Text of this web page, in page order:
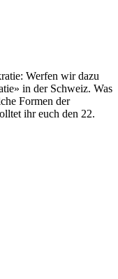
Werfen wir dazu
in der Schweiz. Was
Formen der
ihr euch den 22.